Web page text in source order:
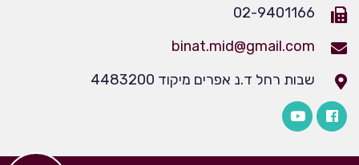
02-9401166
binat.mid@gmail.com
שבות רחל ד.נ אפרים מיקוד 4483200